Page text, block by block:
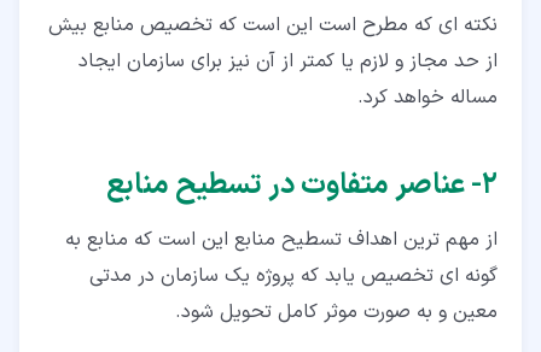
نکته ای که مطرح است این است که تخصیص منابع بیش
از حد مجاز و لازم یا کمتر از آن نیز برای سازمان ایجاد
مساله خواهد کرد.
۲‏- عناصر متفاوت در تسطیح منابع
از مهم ترین اهداف تسطیح منابع این است که منابع به
گونه ای تخصیص یابد که پروژه یک سازمان در مدتی
معین و به صورت موثر کامل تحویل شود.